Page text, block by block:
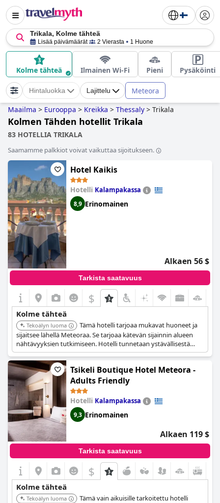
Trikala, Kolme tähteä
Lisää päivämäärät 2 Vierasta 1 Huone
Kolme tähteä Ilmainen Wi-Fi Pieni Pysäköinti
Hintaluokka Lajittelu Meteora
Maailma > Eurooppa > Kreikka > Thessaly > Trikala
Kolmen Tähden hotellit Trikala
83 HOTELLIA TRIKALA
Saamamme palkkiot voivat vaikuttaa sijoitukseen.
Hotel Kaikis
Hotelli Kalampakassa
8,9 Erinomainen
Alkaen 56 $
Tarkista saatavuus
$
Kolme tähteä
Tekoälyn luoma
Tämä hotelli tarjoaa mukavat huoneet ja
sijaitsee lähellä Meteoraa. Se tarjoaa kätevän sijainnin alueen
nähtävyyksien tutkimiseen. Hotelli tunnetaan ystävällisestä
palvelustaan ja hyvän hinta-laatusuhteestaan.
Tsikeli Boutique Hotel Meteora -
Adults Friendly
Hotelli Kalampakassa
9,3 Erinomainen
Alkaen 119 $
Tarkista saatavuus
$
Kolme tähteä
Tekoälyn luoma
Tämä vain aikuisille tarkoitettu hotelli